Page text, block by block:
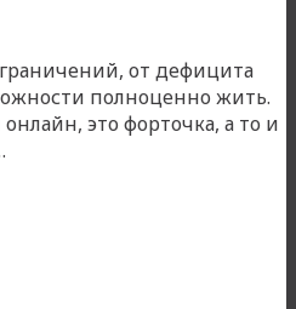
от дефицита
полноценно жить.
это форточка, а то и